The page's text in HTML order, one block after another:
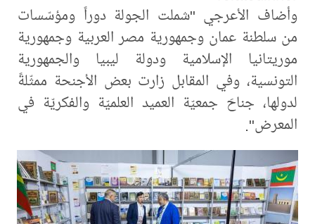
وأضاف الأعرجي "شملت الجولة دوراً ومؤسّسات
من سلطنة عمان وجمهورية مصر العربية وجمهورية
موريتانيا الإسلامية ودولة ليبيا والجمهورية
التونسية، وفي المقابل زارت بعض الأجنحة ممثّلةً
لدولها، جناحَ جمعيّة العميد العلميّة والفكريّة في
المعرض".